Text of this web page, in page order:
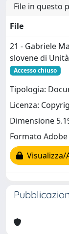
File in questo
File
21 - Gabriele
slovene di
Accesso chiuso
Tipologia:
Licenza:
Dimensione
Formato Adobe
Visualizza/